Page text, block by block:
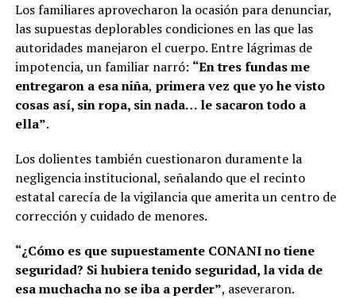
Los familiares aprovecharon la ocasión para denunciar,
las supuestas deplorables condiciones en las que las
autoridades manejaron el cuerpo. Entre lágrimas de
impotencia, un familiar narró: “En tres fundas me
entregaron a esa niña, primera vez que yo he visto
cosas así, sin ropa, sin nada… le sacaron todo a
ella”.
Los dolientes también cuestionaron duramente la
negligencia institucional, señalando que el recinto
estatal carecía de la vigilancia que amerita un centro de
corrección y cuidado de menores.
“¿Cómo es que supuestamente CONANI no tiene
seguridad? Si hubiera tenido seguridad, la vida de
esa muchacha no se iba a perder”, aseveraron.